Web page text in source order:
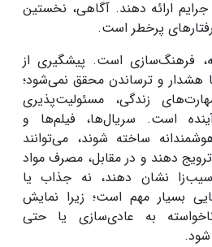
ارائه دهند. آگاهی، نخستین
پرخطر است.
فرهنگ‌سازی است. پیشگیری از
هشدار و ترساندن محقق نمی‌شود؛
زندگی، مسئولیت‌پذیری
است. سریال‌ها، فیلم‌ها و
ساخته شوند، می‌توانند
دهند و در مقابل، مصرف مواد
نشان دهند، نه جذاب یا
بسیار مهم است؛ زیرا نمایش
ناخواسته به عادی‌سازی یا حتی
.